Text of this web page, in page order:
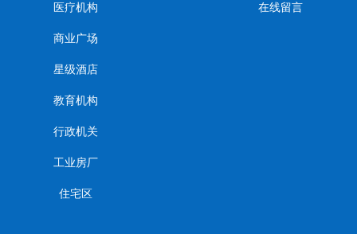
医疗机构
商业广场
星级酒店
教育机构
行政机关
工业房厂
住宅区
在线留言